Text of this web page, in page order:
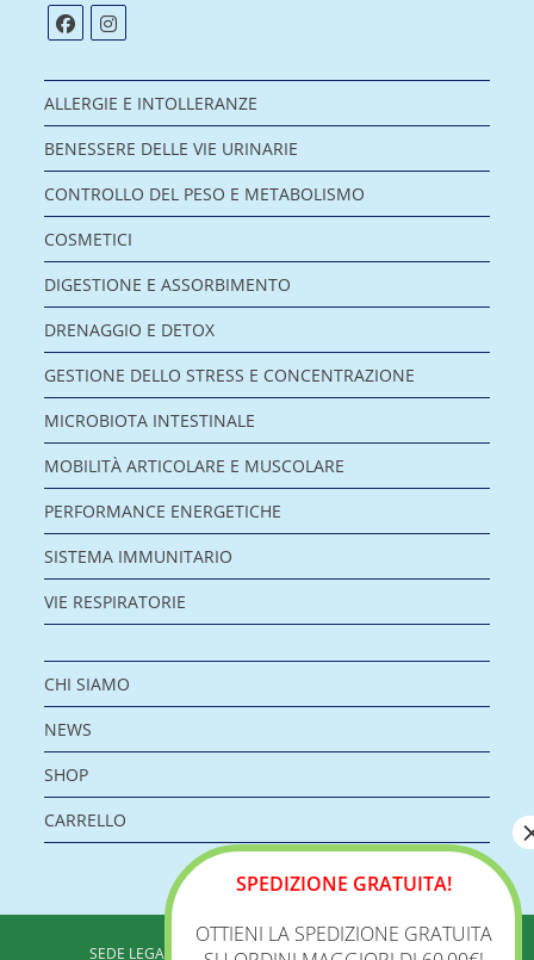
ALLERGIE E INTOLLERANZE
BENESSERE DELLE VIE URINARIE
CONTROLLO DEL PESO E METABOLISMO
COSMETICI
DIGESTIONE E ASSORBIMENTO
DRENAGGIO E DETOX
GESTIONE DELLO STRESS E CONCENTRAZIONE
MICROBIOTA INTESTINALE
MOBILITÀ ARTICOLARE E MUSCOLARE
PERFORMANCE ENERGETICHE
SISTEMA IMMUNITARIO
VIE RESPIRATORIE
CHI SIAMO
NEWS
SHOP
CARRELLO
BIOLOGICA S.R.L.
SEDE LEGALE: VIA DELLA ZECCA 1 – 40100 BOLOGNA
SPEDIZIONE GRATUITA!
OTTIENI LA SPEDIZIONE GRATUITA